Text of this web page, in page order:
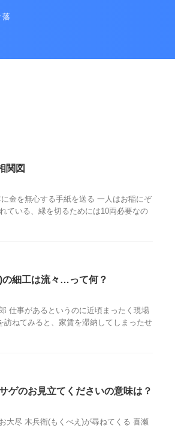
落
関図
金を無心する手紙を送る 一人はお稲にぞ
ている、縁を切るためには10両必要なの
の細工は流々…って何？
仕事があるというのに近頃まったく現場
ねてみると、家賃を滞納してしまったせ
ゲのお見立てくださいの意味は？
大尽 木兵衛(もくべえ)が尋ねてくる 喜瀬